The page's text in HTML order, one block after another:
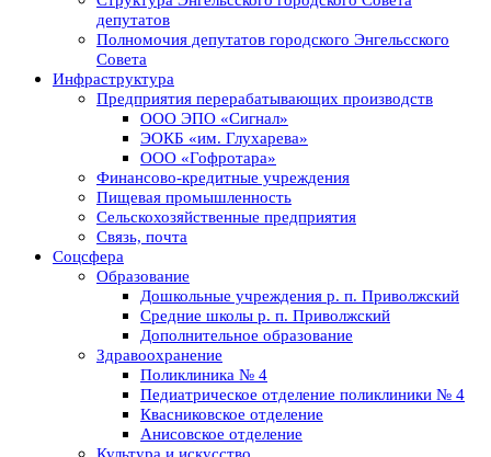
депутатов
Полномочия депутатов городского Энгельсского
Совета
Инфраструктура
Предприятия перерабатывающих производств
ООО ЭПО «Сигнал»
ЭОКБ «им. Глухарева»
ООО «Гофротара»
Финансово-кредитные учреждения
Пищевая промышленность
Сельскохозяйственные предприятия
Связь, почта
Соцсфера
Образование
Дошкольные учреждения р. п. Приволжский
Средние школы р. п. Приволжский
Дополнительное образование
Здравоохранение
Поликлиника № 4
Педиатрическое отделение поликлиники № 4
Квасниковское отделение
Анисовское отделение